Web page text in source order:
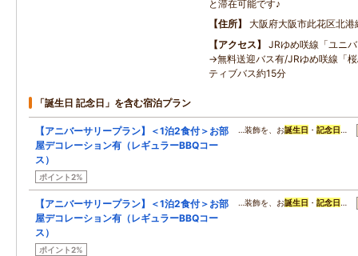
と滞在可能です♪
住所
大阪府大阪市此花区北
アクセス
JRゆめ咲線「ユニ
→無料送迎バス有/JRゆめ咲線「
ティブバス約15分
「誕生日 記念日」を含む宿泊プラン
【アニバーサリープラン】＜1泊2食付＞お部
屋デコレーション有（レギュラーBBQコー
ス）
ポイント2%
…装飾を、お誕生日 ・ 記念日 …
【アニバーサリープラン】＜1泊2食付＞お部
屋デコレーション有（レギュラーBBQコー
ス）
ポイント2%
…装飾を、お誕生日 ・ 記念日 …